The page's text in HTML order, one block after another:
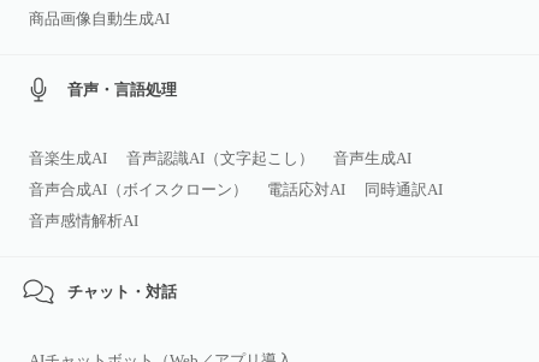
商品画像自動生成AI
音声・言語処理
音楽生成AI 音声認識AI（文字起こし）
音声生成AI
音声合成AI（ボイスクローン）
電話応対AI
同時通訳AI
音声感情解析AI
チャット・対話